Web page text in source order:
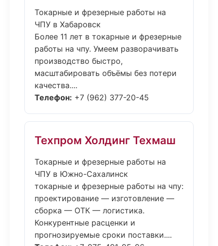
Токарные и фрезерные работы на
ЧПУ в Хабаровск
Более 11 лет в токарные и фрезерные
работы на чпу. Умеем разворачивать
производство быстро,
масштабировать объёмы без потери
качества....
Телефон: +7 (962) 377-20-45
Техпром Холдинг Техмаш
Токарные и фрезерные работы на
ЧПУ в Южно-Сахалинск
токарные и фрезерные работы на чпу:
проектирование — изготовление —
сборка — ОТК — логистика.
Конкурентные расценки и
прогнозируемые сроки поставки....